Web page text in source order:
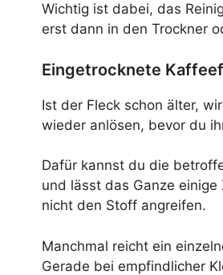
Wichtig ist dabei, das
erst dann in den Trockner
Eingetrocknete
Ist der Fleck schon älter,
wieder anlösen, bevor du
Dafür kannst du die
und lässt das Ganze
nicht den Stoff angreifen.
Manchmal reicht ein
Gerade bei empfindlicher